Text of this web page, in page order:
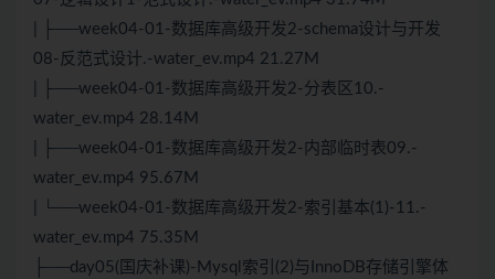
| ├──week04-01-数据库高级开发2-schema设计与开发
08-反范式设计.-water_ev.mp4 21.27M
| ├──week04-01-数据库高级开发2-分表区10.-
water_ev.mp4 28.14M
| ├──week04-01-数据库高级开发2-内部临时表09.-
water_ev.mp4 95.67M
| └──week04-01-数据库高级开发2-索引基本(1)-11.-
water_ev.mp4 75.35M
├──day05(国庆补课)-Mysql索引(2)与InnoDB存储引擎体